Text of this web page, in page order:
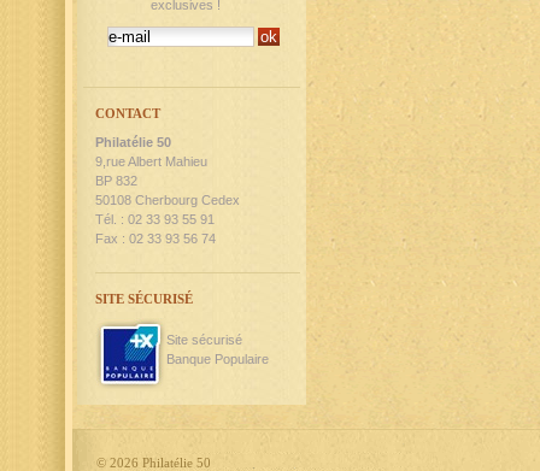
exclusives !
CONTACT
Philatélie 50
9,rue Albert Mahieu
BP 832
50108 Cherbourg Cedex
Tél. : 02 33 93 55 91
Fax : 02 33 93 56 74
SITE SÉCURISÉ
Site sécurisé
Banque Populaire
© 2026 Philatélie 50